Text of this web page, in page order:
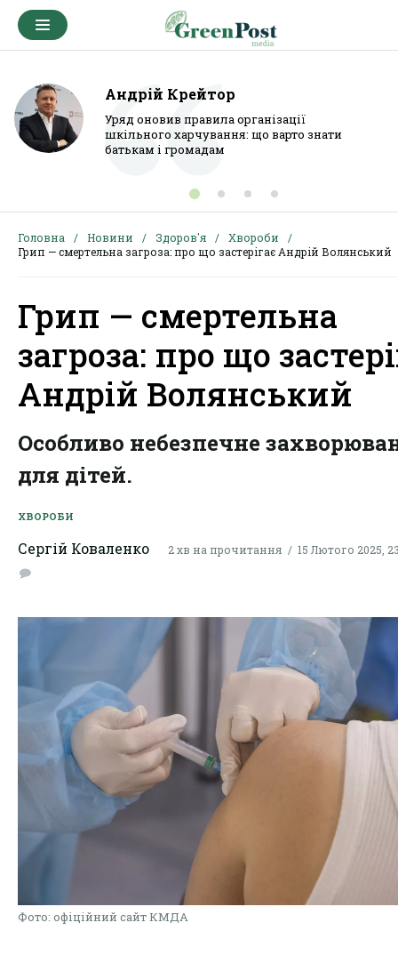
Андрій Крейтор
Уряд оновив правила організації
шкільного харчування: що варто знати
батькам і громадам
Головна Новини Здоров'я
Хвороби
Грип — смертельна загроза: про що застерігає Андрій Волянський
Грип — смертельна
загроза: про що
Андрій Волянський
Особливо небезпечне
для дітей.
ХВОРОБИ
Сергій Коваленко 2 хв на прочитання 15 Лютого 2025,
Фото: офіційний сайт КМДА